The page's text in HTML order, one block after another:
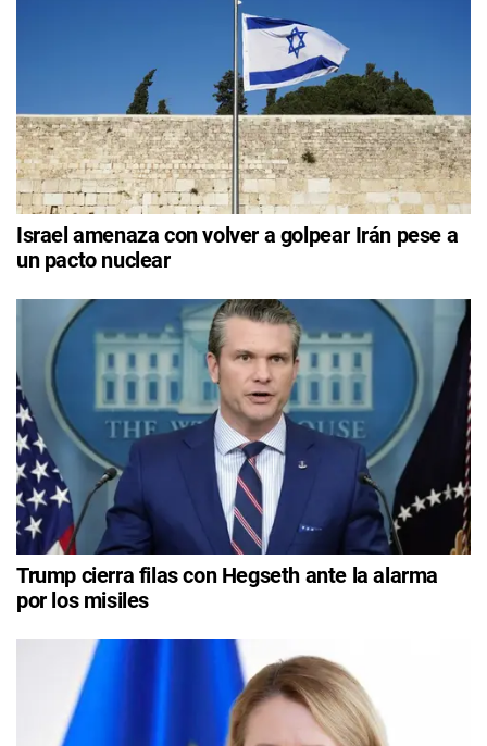
Israel amenaza con volver a golpear Irán pese a
un pacto nuclear
Trump cierra filas con Hegseth ante la alarma
por los misiles